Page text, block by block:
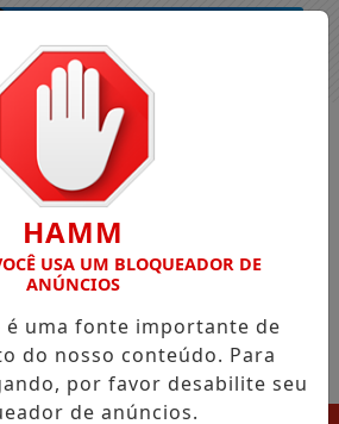
HAMM
USA UM BLOQUEADOR DE
ANÚNCIOS
é uma fonte importante de
do nosso conteúdo. Para
por favor desabilite seu
de anúncios.